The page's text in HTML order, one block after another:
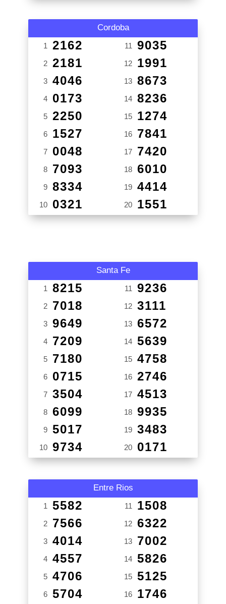
Cordoba
1 2162
2 2181
3 4046
4 0173
5 2250
6 1527
7 0048
8 7093
9 8334
10 0321
11 9035
12 1991
13 8673
14 8236
15 1274
16 7841
17 7420
18 6010
19 4414
20 1551
Santa Fe
1 8215
2 7018
3 9649
4 7209
5 7180
6 0715
7 3504
8 6099
9 5017
10 9734
11 9236
12 3111
13 6572
14 5639
15 4758
16 2746
17 4513
18 9935
19 3483
20 0171
Entre Rios
1 5582
2 7566
3 4014
4 4557
5 4706
6 5704
11 1508
12 6322
13 7002
14 5826
15 5125
16 1746